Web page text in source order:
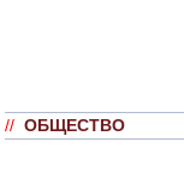
// ОБЩЕСТВО